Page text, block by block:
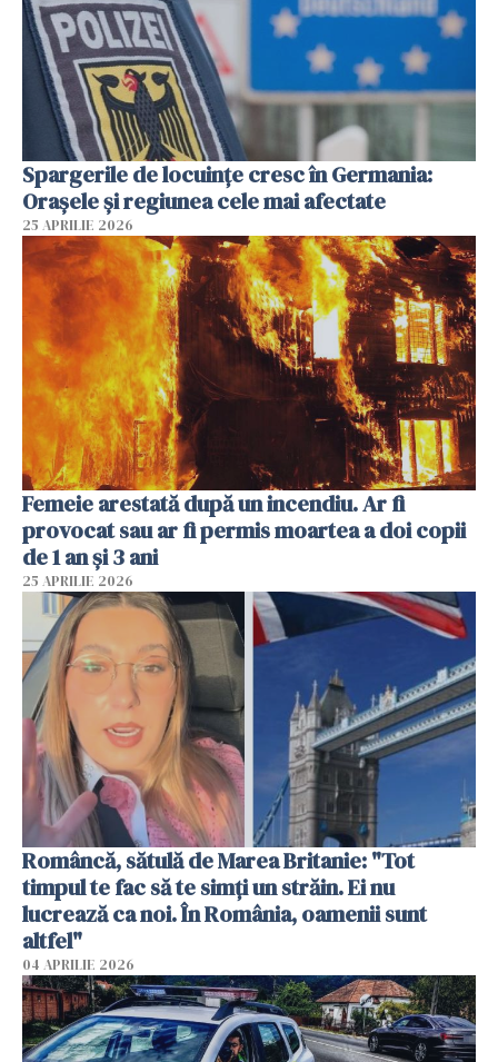
Spargerile de locuințe cresc în Germania:
Orașele și regiunea cele mai afectate
25 APRILIE 2026
Femeie arestată după un incendiu. Ar fi
provocat sau ar fi permis moartea a doi copii
de 1 an și 3 ani
25 APRILIE 2026
Româncă, sătulă de Marea Britanie: "Tot
timpul te fac să te simți un străin. Ei nu
lucrează ca noi. În România, oamenii sunt
altfel"
04 APRILIE 2026